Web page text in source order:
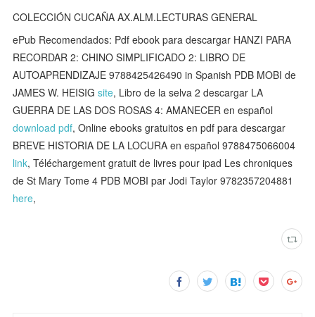
COLECCIÓN CUCAÑA AX.ALM.LECTURAS GENERAL
ePub Recomendados: Pdf ebook para descargar HANZI PARA
RECORDAR 2: CHINO SIMPLIFICADO 2: LIBRO DE
AUTOAPRENDIZAJE 9788425426490 in Spanish PDB MOBI de
JAMES W. HEISIGsite, Libro de la selva 2 descargar LA
GUERRA DE LAS DOS ROSAS 4: AMANECER en español
download pdf, Online ebooks gratuitos en pdf para descargar
BREVE HISTORIA DE LA LOCURA en español 9788475066004
link, Téléchargement gratuit de livres pour ipad Les chroniques
de St Mary Tome 4 PDB MOBI par Jodi Taylor 9782357204881
here,